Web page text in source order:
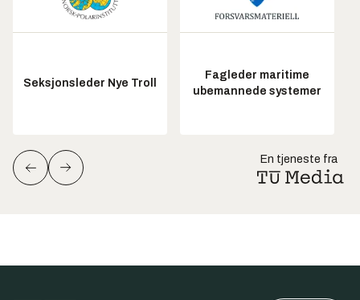
Seksjonsleder Nye Troll
Fagleder maritime
ubemannede systemer
En tjeneste fra